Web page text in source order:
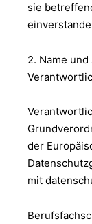
sie
2. Name
der
mit